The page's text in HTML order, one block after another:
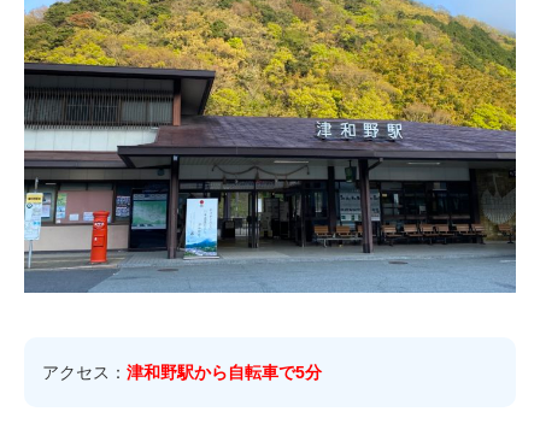
アクセス： 津和野駅から自転車で5分